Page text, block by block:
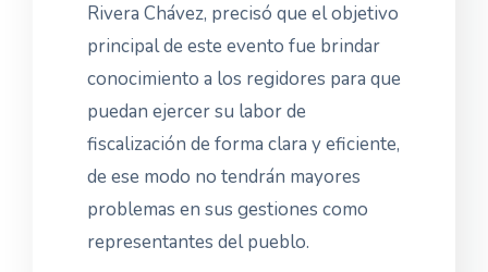
Rivera Chávez, precisó que el objetivo
principal de este evento fue brindar
conocimiento a los regidores para que
puedan ejercer su labor de
fiscalización de forma clara y eficiente,
de ese modo no tendrán mayores
problemas en sus gestiones como
representantes del pueblo.